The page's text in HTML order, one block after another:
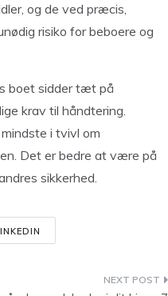
og de ved præcis,
risiko for beboere og
boet sidder tæt på
krav til håndtering.
i tvivl om
Det er bedre at være på
sikkerhed.